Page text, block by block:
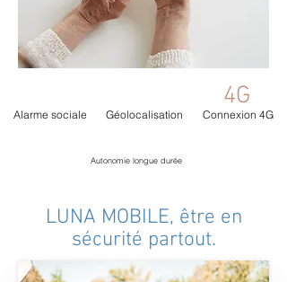
Alarme sociale Géolocalisation
4G
Connexion 4G
Autonomie longue durée
LUNA MOBILE, être en
sécurité partout.